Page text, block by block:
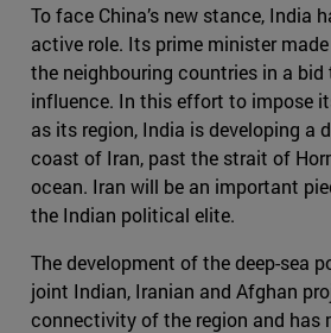
To face China’s new stance, India
active role. Its prime minister
the neighbouring countries in a bid
influence. In this effort to impose
as its region, India is developing a
coast of Iran, past the strait of
ocean. Iran will be an important
the Indian political elite.
The development of the deep-sea
joint Indian, Iranian and Afghan
connectivity of the region and has